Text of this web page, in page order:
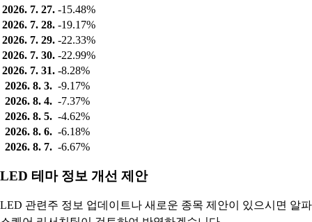
2026. 7. 27. -15.48%
2026. 7. 28. -19.17%
2026. 7. 29. -22.33%
2026. 7. 30. -22.99%
2026. 7. 31. -8.28%
2026. 8. 3. -9.17%
2026. 8. 4. -7.37%
2026. 8. 5. -4.62%
2026. 8. 6. -6.18%
2026. 8. 7. -6.67%
LED 테마 정보 개선 제안
LED 관련주 정보 업데이트나 새로운 종목 제안이 있으시면 알파